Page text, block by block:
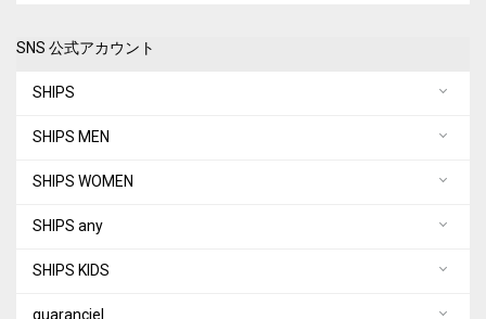
SNS 公式アカウント
SHIPS
SHIPS MEN
SHIPS WOMEN
SHIPS any
SHIPS KIDS
quaranciel